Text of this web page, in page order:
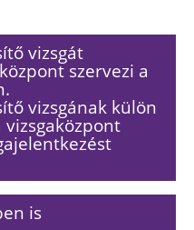
vizsgát
szervezi a
vizsgának külön
is